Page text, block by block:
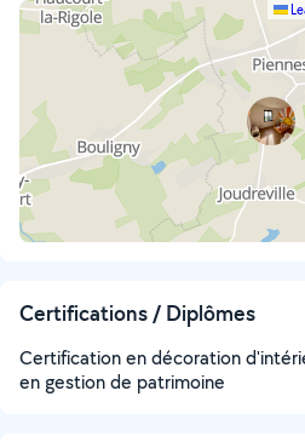
Certifications / Diplômes
Certification en décoration
en gestion de patrimoine